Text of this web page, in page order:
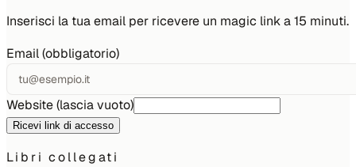
Inserisci la tua email per ricevere un magic link a 15 minuti.
Email (obbligatorio)
Website (lascia vuoto)
Ricevi link di accesso
Libri collegati